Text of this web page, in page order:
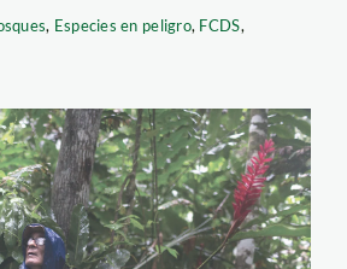
, Especies en peligro, FCDS,
SPDA